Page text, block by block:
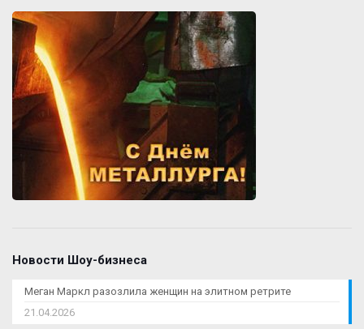
Новости Шоу-бизнеса
Меган Маркл разозлила женщин на элитном ретрите
21.04.2026